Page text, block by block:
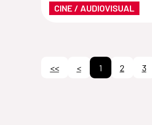
CINE / AUDIOVISUAL
<< < 1 2 3